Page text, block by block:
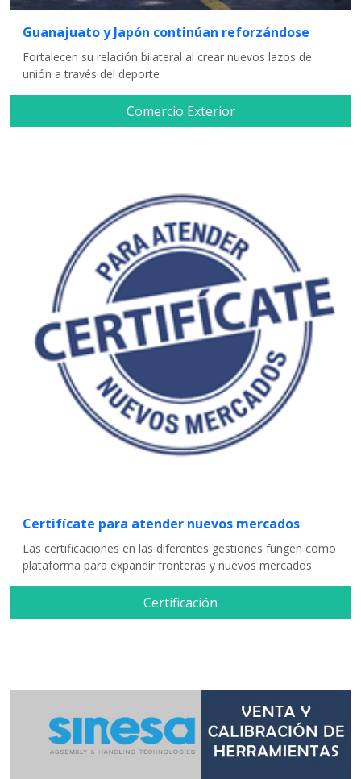
Guanajuato y Japón continúan reforzándose
Fortalecen su relación bilateral al crear nuevos lazos de
unión a través del deporte
Comercio Exterior
Certifícate para atender nuevos mercados
Las certificaciones en las diferentes gestiones fungen como
plataforma para expandir fronteras y nuevos mercados
Certificación